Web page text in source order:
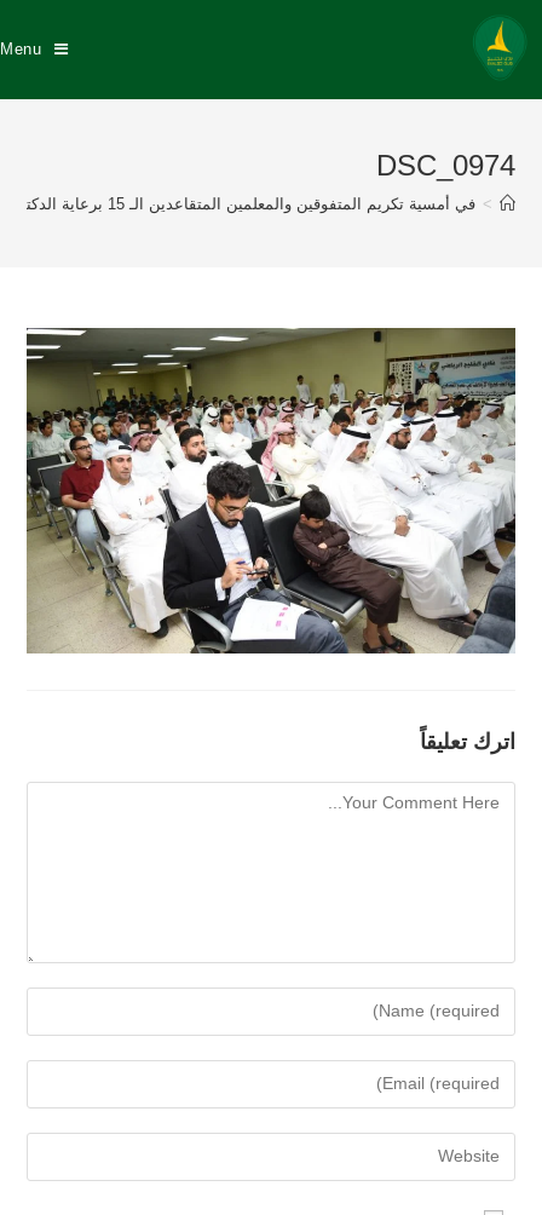
Menu
DSC_0974
> في أمسية تكريم المتفوقين والمعلمين المتقاعدين الـ 15 برعاية الدكتور عبد الله السيهاتي وبحضور نزيه النصر عضو إتحاد القدم إدارة نادي الخليج تكرم 175 طالباً متفوقاً منهم 57 خلجاوي وتكريم 8 معلمين
اترك تعليقاً